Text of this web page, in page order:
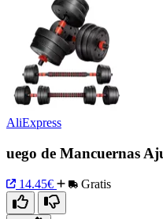
AliExpress
uego de Mancuernas
14.45€ Gratis